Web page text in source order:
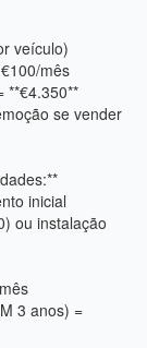
veículo)
mês
**€4.350**
se vender
inicial
ou instalação
3 anos) =